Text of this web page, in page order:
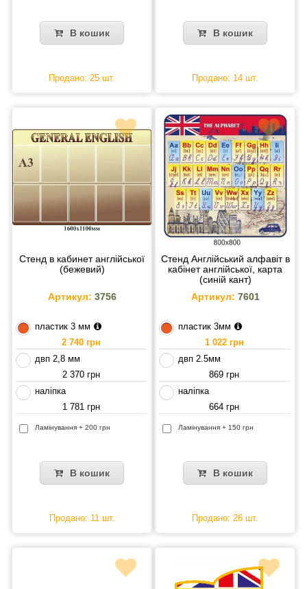
В кошик
Продано: 25 шт.
В кошик
Продано: 14 шт.
Стенд в кабинет англійської
(бежевий)
Артикул: 3756
пластик 3 мм
2 740 грн
двп 2,8 мм
2 370 грн
наліпка
1 781 грн
Ламінування + 200 грн
В кошик
Продано: 11 шт.
Стенд Англійський алфавіт в
кабінет англійської, карта
(синій кант)
Артикул: 7601
пластик 3мм
1 022 грн
двп 2.5мм
869 грн
наліпка
664 грн
Ламінування + 150 грн
В кошик
Продано: 26 шт.